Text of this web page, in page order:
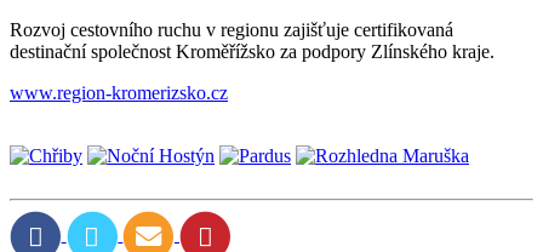
Rozvoj cestovního ruchu v regionu zajišťuje certifikovaná
destinační společnost Kroměřížsko za podpory Zlínského kraje.
www.region-kromerizsko.cz